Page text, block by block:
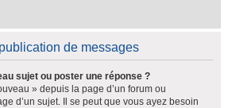
de messages
sujet ou poster une réponse ?
» depuis la page d’un forum ou
d’un sujet. Il se peut que vous ayez besoin